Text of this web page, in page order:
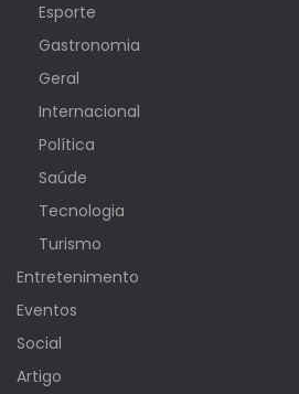
Esporte
Gastronomia
Geral
Internacional
Política
Saúde
Tecnologia
Turismo
Entretenimento
Eventos
Social
Artigo